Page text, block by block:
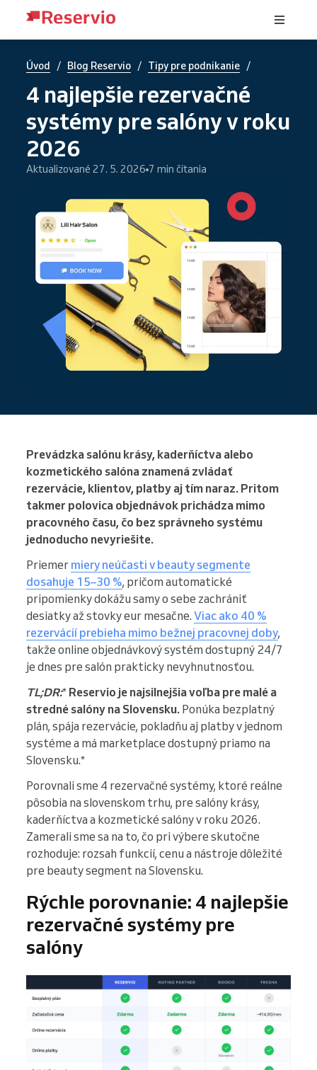
Úvod / Blog Reservio / Tipy pre podnikanie /
4 najlepšie rezervačné
systémy pre salóny v roku
2026
Aktualizované 27. 5. 2026 7 min čítania
Prevádzka salónu krásy, kaderňíctva alebo
kozmetického salóna znamená zvládať
rezervácie, klientov, platby aj tím naraz. Pritom
takmer polovica objednávok prichádza mimo
pracovného času, čo bez správneho systému
jednoducho nevyriešite.
Priemer miery neúčasti v beauty segmente
dosahuje 15–30 %, pričom automatické
pripomienky dokážu samy o sebe zachrániť
desiatky až stovky eur mesačne. Viac ako 40 %
rezervácií prebieha mimo bežnej pracovnej doby,
takže online objednávkový systém dostupný 24/7
je dnes pre salón prakticky nevyhnutnosťou.
TL;DR:* Reservio je najsilnejšia voľba pre malé a
stredné salóny na Slovensku. Ponúka bezplatný
plán, spája rezervácie, pokladňu aj platby v jednom
systéme a má marketplace dostupný priamo na
Slovensku.*
Porovnali sme 4 rezervačné systémy, ktoré reálne
pôsobia na slovenskom trhu, pre salóny krásy,
kaderňíctva a kozmetické salóny v roku 2026.
Zamerali sme sa na to, čo pri výbere skutočne
rozhoduje: rozsah funkcií, cenu a nástroje dôležité
pre beauty segment na Slovensku.
Rýchle porovnanie: 4 najlepšie
rezervačné systémy pre
salóny